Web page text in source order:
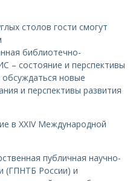
столов гости смогут
библиотечно-
– состояние и перспективы
новые
и перспективы развития
в XXIV Международной
публичная научно-
(ГПНТБ России) и